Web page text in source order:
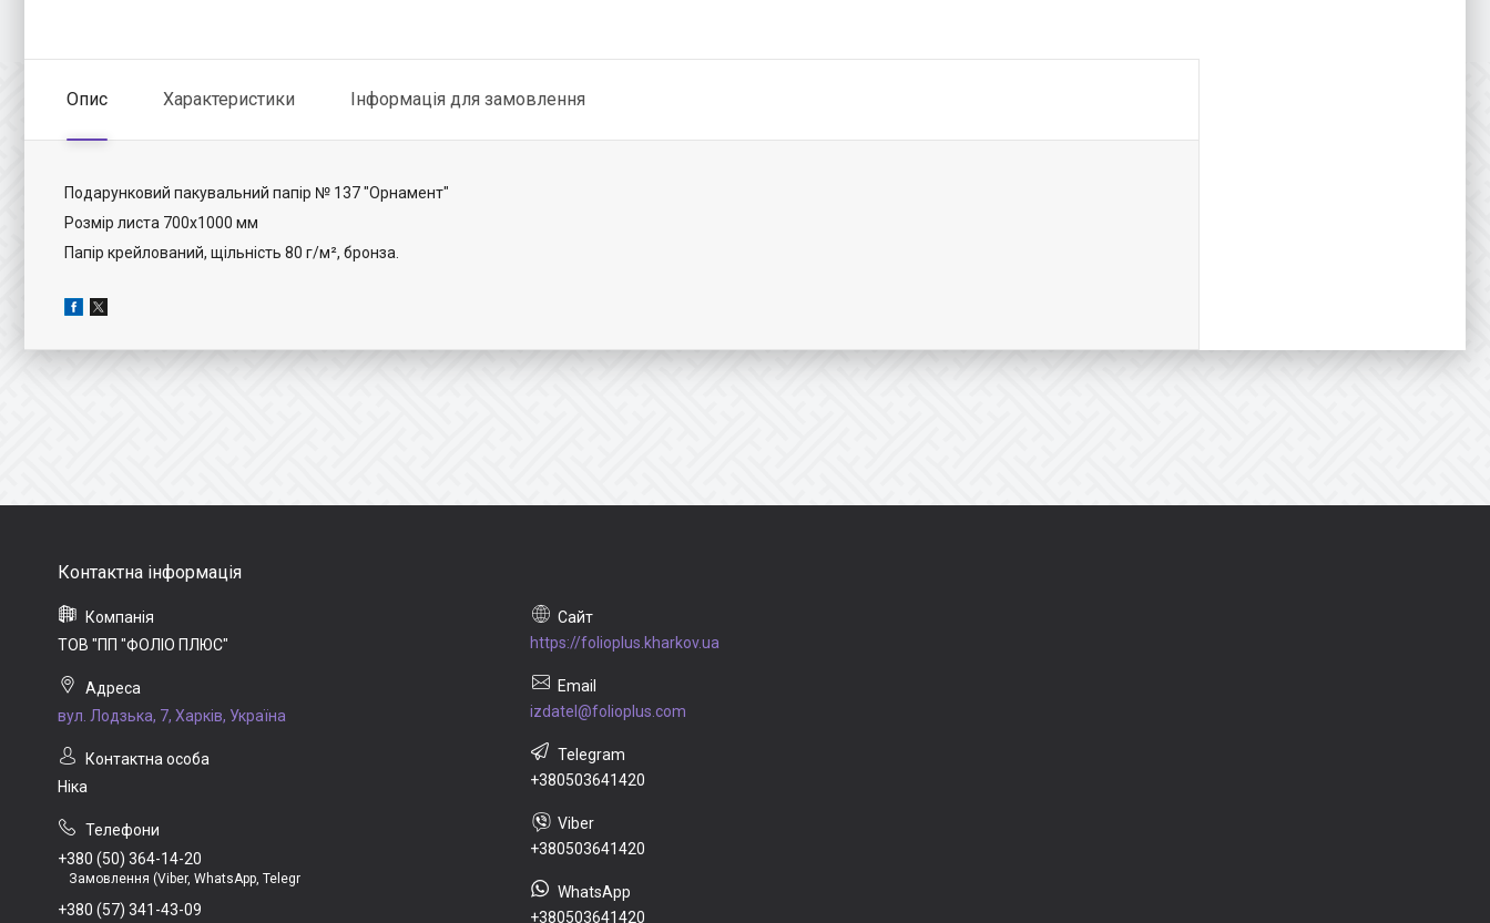
Опис Характеристики Інформація для замовлення
Подарунковий пакувальний папір № 137 "Орнамент"
Розмір листа 700х1000 мм
Папір крейлований, щільність 80 г/м², бронза.
ТОВ "ПП "ФОЛІО ПЛЮС"
вул. Лодзька, 7, Харків, Україна
Ніка
+380 (50) 364-14-20
Замовлення (Viber, WhatsApp, Telegr
+380 (57) 341-43-09
https://folioplus.kharkov.ua
izdatel@folioplus.com
+380503641420
+380503641420
+380503641420